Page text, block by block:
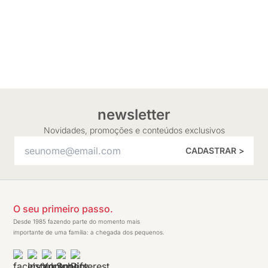
newsletter
Novidades, promoções e conteúdos exclusivos
CADASTRAR >
O seu primeiro passo.
Desde 1985 fazendo parte do momento mais
importante de uma família: a chegada dos pequenos.